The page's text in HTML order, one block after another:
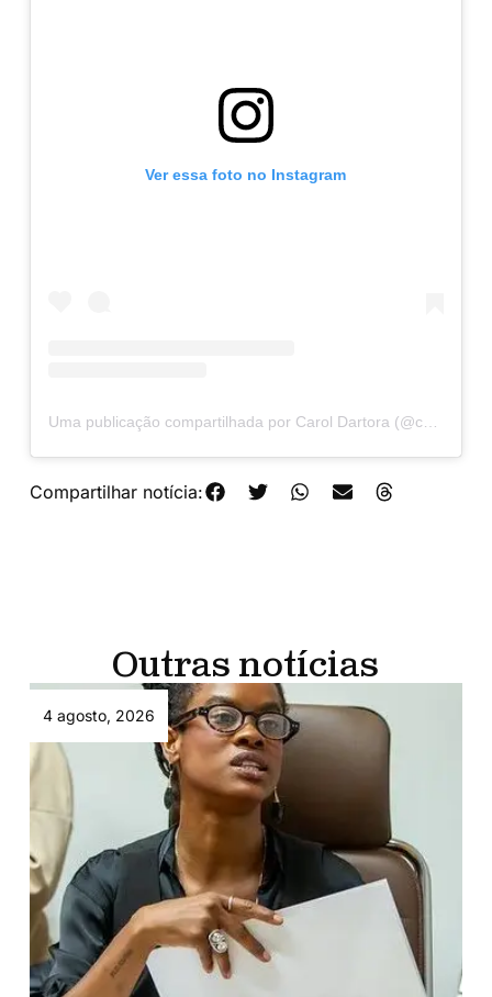
Ver essa foto no Instagram
Uma publicação compartilhada por Carol Dartora (@caroldartora13)
Compartilhar notícia:
Outras notícias
4 agosto, 2026